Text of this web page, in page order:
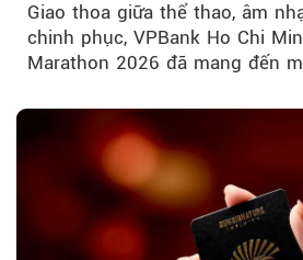
Giao thoa giữa thể thao, âm
chinh phục, VPBank Ho Chi
Marathon 2026 đã mang đến